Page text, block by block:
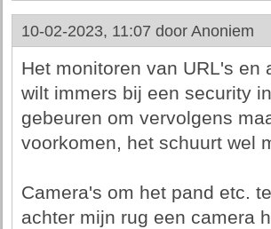
10-02-2023, 11:07 door Anoniem
Het monitoren van URL's en
wilt immers bij een security
gebeuren om vervolgens
voorkomen, het schuurt wel
Camera's om het pand etc.
achter mijn rug een camera